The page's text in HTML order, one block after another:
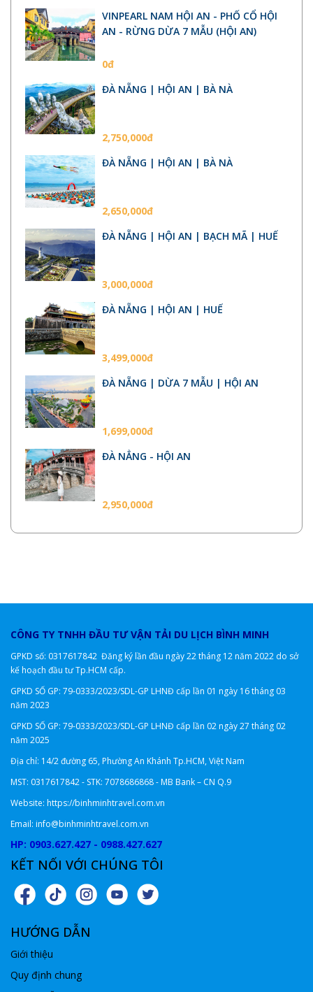
VINPEARL NAM HỘI AN - PHỐ CỔ HỘI
AN - RỪNG DỪA 7 MẪU (HỘI AN)
0đ
ĐÀ NẴNG | HỘI AN | BÀ NÀ
2,750,000đ
ĐÀ NẴNG | HỘI AN | BÀ NÀ
2,650,000đ
ĐÀ NẴNG | HỘI AN | BẠCH MÃ | HUẾ
3,000,000đ
ĐÀ NẴNG | HỘI AN | HUẾ
3,499,000đ
ĐÀ NẴNG | DỪA 7 MẪU | HỘI AN
1,699,000đ
ĐÀ NẲNG - HỘI AN
2,950,000đ
CÔNG TY TNHH ĐẦU TƯ VẬN TẢI DU LỊCH BÌNH MINH
GPKD số: 0317617842 Đăng ký lần đầu ngày 22 tháng 12 năm 2022 do sở
kế hoạch đầu tư Tp.HCM cấp.
GPKD SỐ GP: 79-0333/2023/SDL-GP LHNĐ cấp lần 01 ngày 16 tháng 03
năm 2023
GPKD SỐ GP: 79-0333/2023/SDL-GP LHNĐ cấp lần 02 ngày 27 tháng 02
năm 2025
Địa chỉ: 14/2 đường 65, Phường An Khánh Tp.HCM, Việt Nam
MST: 0317617842 - STK: 7078686868 - MB Bank – CN Q.9
Website: https://binhminhtravel.com.vn
Email: info@binhminhtravel.com.vn
HP: 0903.627.427 - 0988.427.627
KẾT NỐI VỚI CHÚNG TÔI
HƯỚNG DẪN
Giới thiệu
Quy định chung